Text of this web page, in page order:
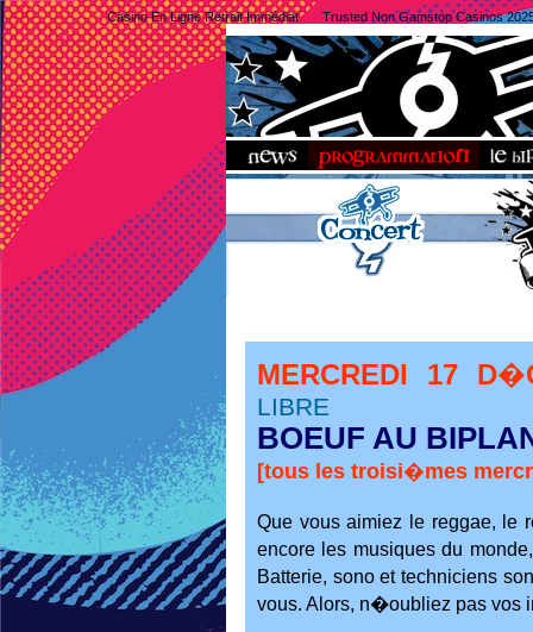
Casino En Ligne Retrait Immédiat Trusted Non Gamstop Casinos
MERCREDI 17
LIBRE
BOEUF AU
[tous les troisi�mes
Que vous aimiez le reggae,
encore les musiques du
Batterie, sono et techniciens
vous. Alors, n�oubliez pas vos